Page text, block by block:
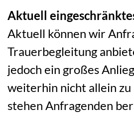
Aktuell
Aktuell können wir
Trauerbegleitung
jedoch ein großes
weiterhin nicht allein zu
stehen Anfragenden